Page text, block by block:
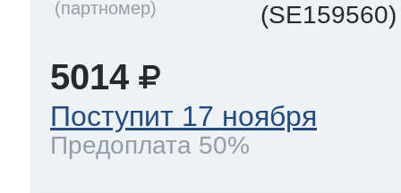
(SE159560)
5014
Поступит 17 ноября
Предоплата 50%